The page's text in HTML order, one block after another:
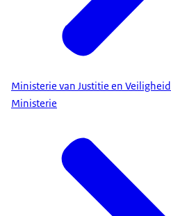
Ministerie van Justitie en Veiligheid
Ministerie